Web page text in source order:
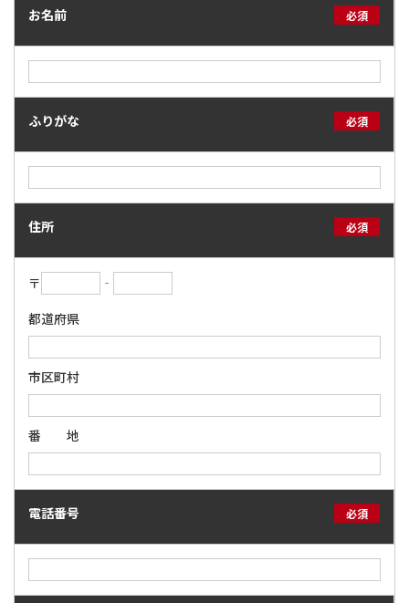
お名前 必須
ふりがな 必須
住所 必須
〒
‐
都道府県
市区町村
番 地
電話番号 必須